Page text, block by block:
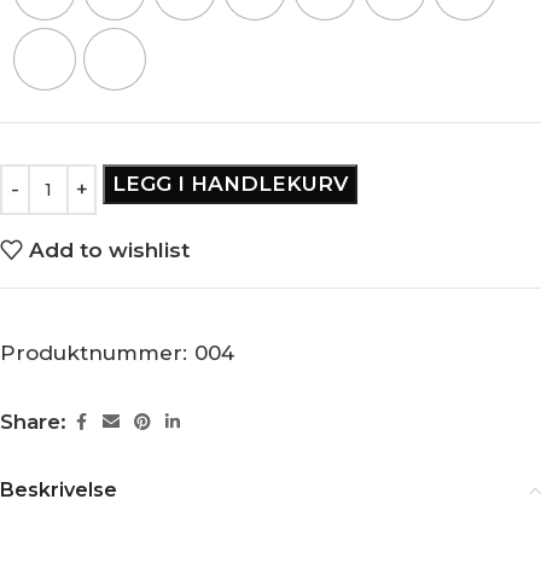
LEGG I HANDLEKURV
Add to wishlist
Produktnummer: 004
Share:
Beskrivelse